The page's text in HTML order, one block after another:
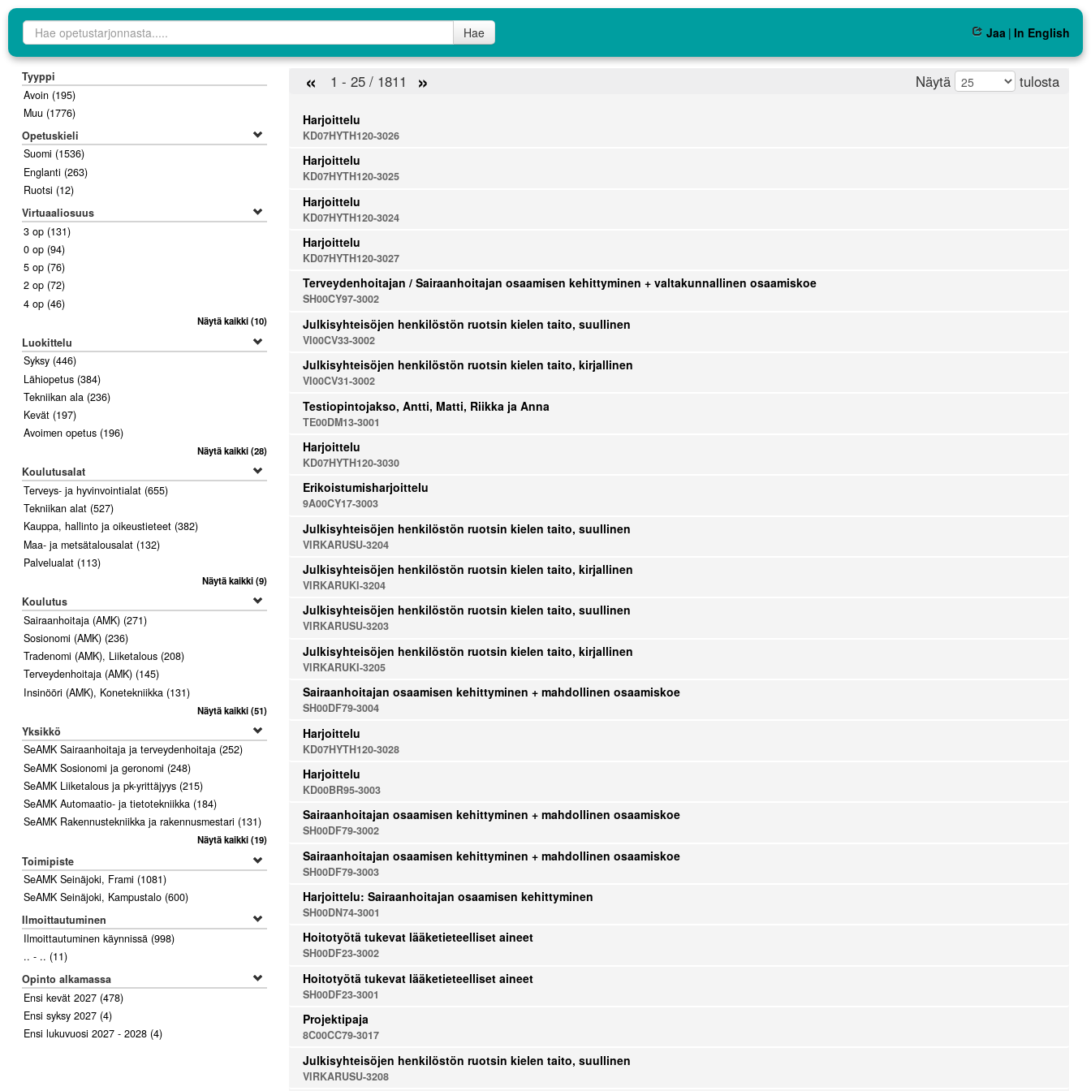
Opetustarjontahaku Hae Jaa | In English
Tyyppi
Avoin (195)
Muu (1776)
Opetuskieli
Suomi (1536)
Englanti (263)
Ruotsi (12)
Virtuaaliosuus
3 op (131)
0 op (94)
5 op (76)
2 op (72)
4 op (46)
Näytä kaikki(10)
Luokittelu
Syksy (446)
Lähiopetus (384)
Tekniikan ala (236)
Kevät (197)
Avoimen opetus (196)
Näytä kaikki(28)
Koulutusalat
Terveys- ja hyvinvointialat (655)
Tekniikan alat (527)
Kauppa, hallinto ja oikeustieteet (382)
Maa- ja metsätalousalat (132)
Palvelualat (113)
Näytä kaikki(9)
Koulutus
Sairaanhoitaja (AMK) (271)
Sosionomi (AMK) (236)
Tradenomi (AMK), Liiketalous (208)
Terveydenhoitaja (AMK) (145)
Insinööri (AMK), Konetekniikka (131)
Näytä kaikki(51)
Yksikkö
SeAMK Sairaanhoitaja ja terveydenhoitaja (252)
SeAMK Sosionomi ja geronomi (248)
SeAMK Liiketalous ja pk-yrittäjyys (215)
SeAMK Automaatio- ja tietotekniikka (184)
SeAMK Rakennustekniikka ja rakennusmestari (131)
Näytä kaikki(19)
Toimipiste
SeAMK Seinäjoki, Frami (1081)
SeAMK Seinäjoki, Kampustalo (600)
Ilmoittautuminen
Ilmoittautuminen käynnissä (998)
.. - .. (11)
Opinto alkamassa
Ensi kevät 2027 (478)
Ensi syksy 2027 (4)
Ensi lukuvuosi 2027 - 2028 (4)
« 1 - 25 / 1811 » Näytä tulosta
Harjoittelu
KD07HYTH120-3026
Harjoittelu
KD07HYTH120-3025
Harjoittelu
KD07HYTH120-3024
Harjoittelu
KD07HYTH120-3027
Terveydenhoitajan / Sairaanhoitajan osaamisen kehittyminen + valtakunnallinen osaamiskoe
SH00CY97-3002
Julkisyhteisöjen henkilöstön ruotsin kielen taito, suullinen
VI00CV33-3002
Julkisyhteisöjen henkilöstön ruotsin kielen taito, kirjallinen
VI00CV31-3002
Testiopintojakso, Antti, Matti, Riikka ja Anna
TE00DM13-3001
Harjoittelu
KD07HYTH120-3030
Erikoistumisharjoittelu
9A00CY17-3003
Julkisyhteisöjen henkilöstön ruotsin kielen taito, suullinen
VIRKARUSU-3204
Julkisyhteisöjen henkilöstön ruotsin kielen taito, kirjallinen
VIRKARUKI-3204
Julkisyhteisöjen henkilöstön ruotsin kielen taito, suullinen
VIRKARUSU-3203
Julkisyhteisöjen henkilöstön ruotsin kielen taito, kirjallinen
VIRKARUKI-3205
Sairaanhoitajan osaamisen kehittyminen + mahdollinen osaamiskoe
SH00DF79-3004
Harjoittelu
KD07HYTH120-3028
Harjoittelu
KD00BR95-3003
Sairaanhoitajan osaamisen kehittyminen + mahdollinen osaamiskoe
SH00DF79-3002
Sairaanhoitajan osaamisen kehittyminen + mahdollinen osaamiskoe
SH00DF79-3003
Harjoittelu: Sairaanhoitajan osaamisen kehittyminen
SH00DN74-3001
Hoitotyötä tukevat lääketieteelliset aineet
SH00DF23-3002
Hoitotyötä tukevat lääketieteelliset aineet
SH00DF23-3001
Projektipaja
8C00CC79-3017
Julkisyhteisöjen henkilöstön ruotsin kielen taito, suullinen
VIRKARUSU-3208